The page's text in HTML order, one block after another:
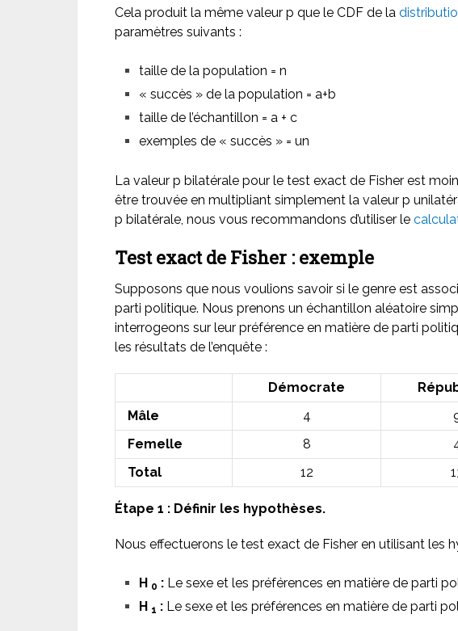
Cela produit la même valeur p que le CDF de la
paramètres suivants :
taille de la population = n
« succès » de la population = a+b
taille de l’échantillon = a + c
exemples de « succès » = un
La valeur p bilatérale pour le test exact de Fisher est
être trouvée en multipliant simplement la valeur p
p bilatérale, nous vous recommandons d’utiliser le
Test exact de Fisher : exemple
Supposons que nous voulions savoir si le genre est
parti politique. Nous prenons un échantillon aléatoire
interrogeons sur leur préférence en matière de parti
les résultats de l’enquête :
Démocrate
Mâle
4
Femelle
8
Total
12
Étape 1 : Définir les hypothèses.
Nous effectuerons le test exact de Fisher en utilisant les
H 0 : Le sexe et les préférences en matière de parti
H 1 : Le sexe et les préférences en matière de parti